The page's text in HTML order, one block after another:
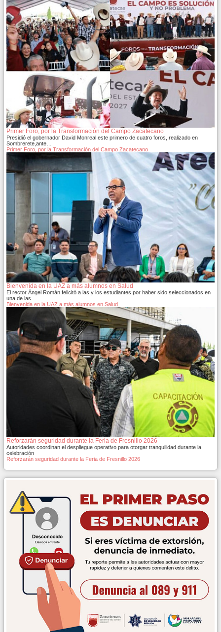
Primer Foro, por la Transformación del Campo Zacatecano
Presidió el gobernador David Monreal este primero de cuatro foros, realizado en
Sombrerete,ante…
Primer Foro, por la Transformación del Campo Zacatecano
Bienvenida en la UAZ a más alumnos en Salud
El rector Ángel Román felicitó a las y los estudiantes por haber sido seleccionados en
una de las…
Bienvenida en la UAZ a más alumnos en Salud
Reforzarán seguridad durante la Feria de Fresnillo 2026
Autoridades coordinan el despliegue operativo para otorgar tranquilidad durante la
celebración
Reforzarán seguridad durante la Feria de Fresnillo 2026